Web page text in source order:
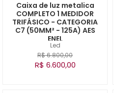
Led
Caixa de luz metalica
COMPLETO 1 MEDIDOR
TRIFÁSICO - CATEGORIA
C7 (50MM² - 125A) AES
ENEL
R$ 6.800,00
R$ 6.600,00